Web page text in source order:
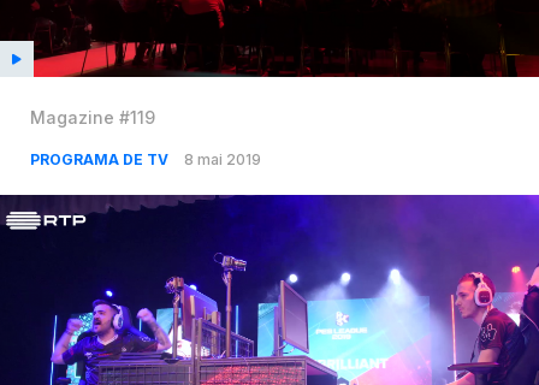
Magazine #119
PROGRAMA DE TV 8 mai 2019